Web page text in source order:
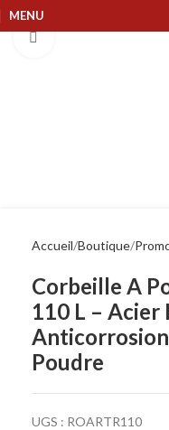
MENU
Accueil Boutique
Corbeille A
110 L – Acier
Poudre
UGS : ROARTR110